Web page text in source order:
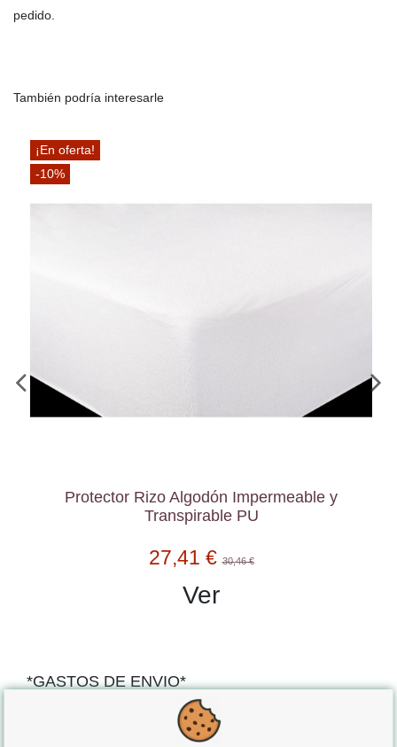
pedido.
También podría interesarle
¡En oferta!
-10%
Protector Rizo Algodón Impermeable y
Transpirable PU
27,41 € 30,46 €
Ver
*GASTOS DE ENVIO*
para comprassuperiores a 80€